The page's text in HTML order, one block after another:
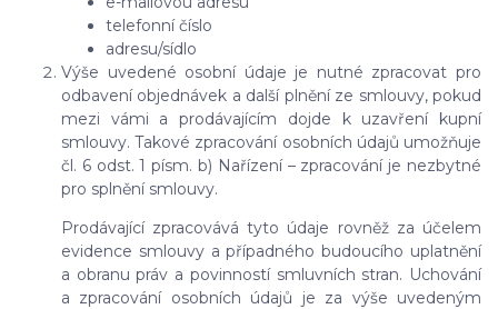
telefonní číslo
adresu/sídlo
Výše uvedené osobní údaje je nutné zpracovat pro
odbavení objednávek a další plnění ze smlouvy, pokud
mezi vámi a prodávajícím dojde k uzavření kupní
smlouvy. Takové zpracování osobních údajů umožňuje
čl. 6 odst. 1 písm. b) Nařízení – zpracování je nezbytné
pro splnění smlouvy.
Prodávající zpracovává tyto údaje rovněž za účelem
evidence smlouvy a případného budoucího uplatnění
a obranu práv a povinností smluvních stran. Uchování
a zpracování osobních údajů je za výše uvedeným